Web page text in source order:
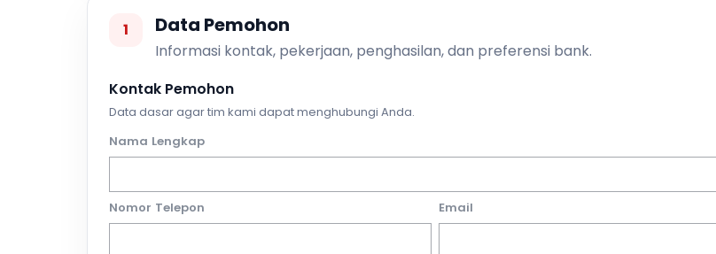
1 Data Pemohon
Informasi kontak, pekerjaan, penghasilan, dan preferensi bank.
Kontak Pemohon
Data dasar agar tim kami dapat menghubungi Anda.
Nama Lengkap
Nomor Telepon Email